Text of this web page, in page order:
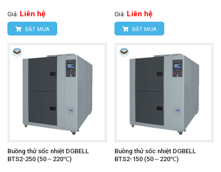
Giá: Liên hệ
ĐẶT MUA
Giá: Liên hệ
ĐẶT MUA
Buồng thử sốc nhiệt DGBELL
BTS2-250 (50～220℃)
Buồng thử sốc nhiệt DGBELL
BTS2-150 (50～220℃)